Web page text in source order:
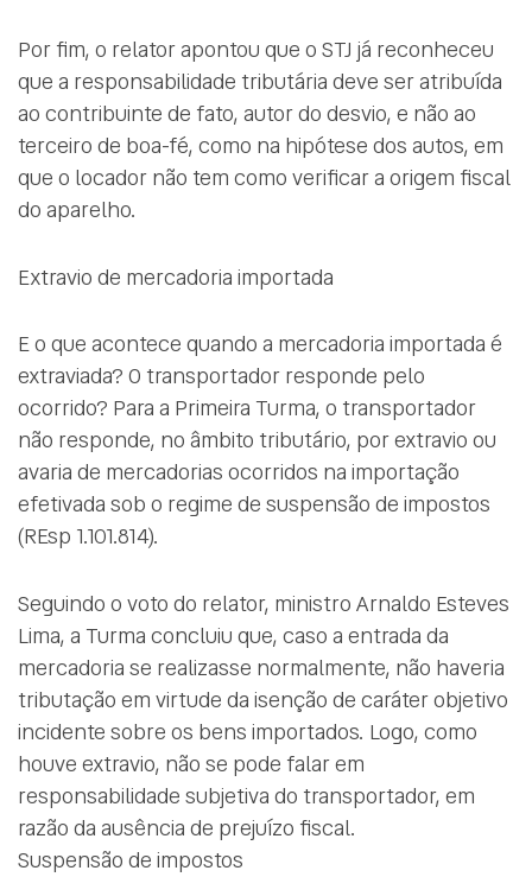
Por fim, o relator apontou que o STJ já reconheceu
que a responsabilidade tributária deve ser atribuída
ao contribuinte de fato, autor do desvio, e não ao
terceiro de boa-fé, como na hipótese dos autos, em
que o locador não tem como verificar a origem fiscal
do aparelho.
Extravio de mercadoria importada
E o que acontece quando a mercadoria importada é
extraviada? O transportador responde pelo
ocorrido? Para a Primeira Turma, o transportador
não responde, no âmbito tributário, por extravio ou
avaria de mercadorias ocorridos na importação
efetivada sob o regime de suspensão de impostos
(REsp 1.101.814).
Seguindo o voto do relator, ministro Arnaldo Esteves
Lima, a Turma concluiu que, caso a entrada da
mercadoria se realizasse normalmente, não haveria
tributação em virtude da isenção de caráter objetivo
incidente sobre os bens importados. Logo, como
houve extravio, não se pode falar em
responsabilidade subjetiva do transportador, em
razão da ausência de prejuízo fiscal.
Suspensão de impostos